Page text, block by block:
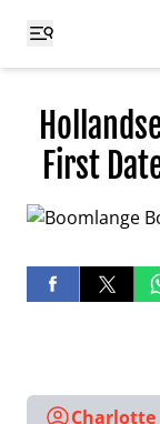
First
Charlotte